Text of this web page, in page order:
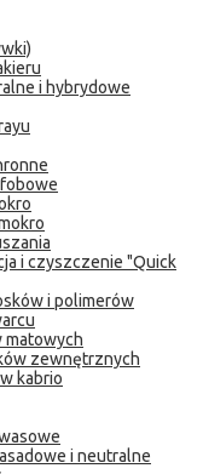
i hybrydowe
i czyszczenie "Quick
i polimerów
matowych
zewnętrznych
kabrio
i neutralne